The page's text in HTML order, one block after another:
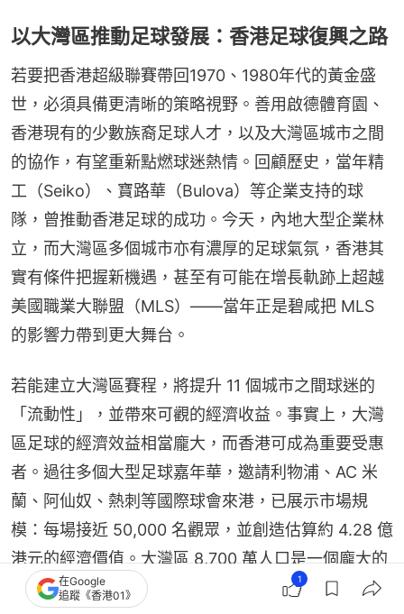
以大灣區推動足球發展：香港足球復興之路
若要把香港超級聯賽帶回1970、1980年代的黃金盛
世，必須具備更清晰的策略視野。善用啟德體育園、
香港現有的少數族裔足球人才，以及大灣區城市之間
的協作，有望重新點燃球迷熱情。回顧歷史，當年精
工（Seiko）、寶路華（Bulova）等企業支持的球
隊，曾推動香港足球的成功。今天，內地大型企業林
立，而大灣區多個城市亦有濃厚的足球氣氛，香港其
實有條件把握新機遇，甚至有可能在增長軌跡上超越
美國職業大聯盟（MLS）——當年正是碧咸把 MLS
的影響力帶到更大舞台。
若能建立大灣區賽程，將提升 11 個城市之間球迷的
「流動性」，並帶來可觀的經濟收益。事實上，大灣
區足球的經濟效益相當龐大，而香港可成為重要受惠
者。過往多個大型足球嘉年華，邀請利物浦、AC 米
蘭、阿仙奴、熱刺等國際球會來港，已展示市場規
模：每場接近 50,000 名觀眾，並創造估算約 4.28 億
港元的經濟價值。大灣區 8,700 萬人口是一個龐大的
消費市場，跨境融合更令香港有機會吸引廣東、澳門
在Google
追蹤《香港01》
1